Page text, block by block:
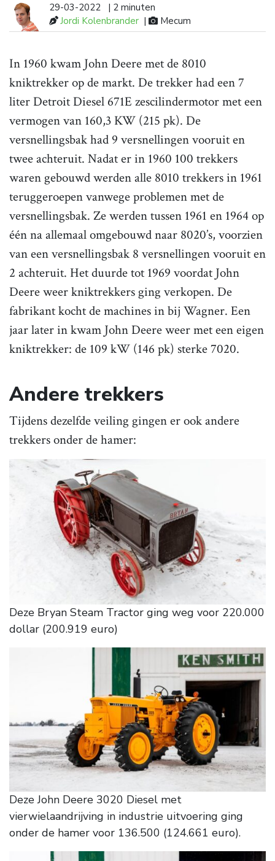
29-03-2022
| 2 minuten
Jordi Kolenbrander | Mecum
In 1960 kwam John Deere met de 8010
kniktrekker op de markt. De trekker had een 7
liter Detroit Diesel 671E zescilindermotor met een
vermogen van 160,3 KW (215 pk). De
versnellingsbak had 9 versnellingen vooruit en
twee achteruit. Nadat er in 1960 100 trekkers
waren gebouwd werden alle 8010 trekkers in 1961
teruggeroepen vanwege problemen met de
versnellingsbak. Ze werden tussen 1961 en 1964 op
één na allemaal omgebouwd naar 8020’s, voorzien
van een versnellingsbak 8 versnellingen vooruit en
2 achteruit. Het duurde tot 1969 voordat John
Deere weer kniktrekkers ging verkopen. De
fabrikant kocht de machines in bij Wagner. Een
jaar later in kwam John Deere weer met een eigen
kniktrekker: de 109 kW (146 pk) sterke 7020.
Andere trekkers
Tijdens dezelfde veiling gingen er ook andere
trekkers onder de hamer:
Deze Bryan Steam Tractor ging weg voor 220.000
dollar (200.919 euro)
Deze John Deere 3020 Diesel met
vierwielaandrijving in industrie uitvoering ging
onder de hamer voor 136.500 (124.661 euro).